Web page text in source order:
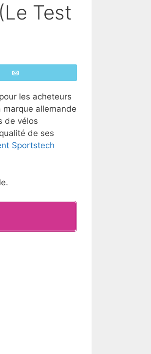
Test
les acheteurs
allemande
de vélos
de ses
Sportstech